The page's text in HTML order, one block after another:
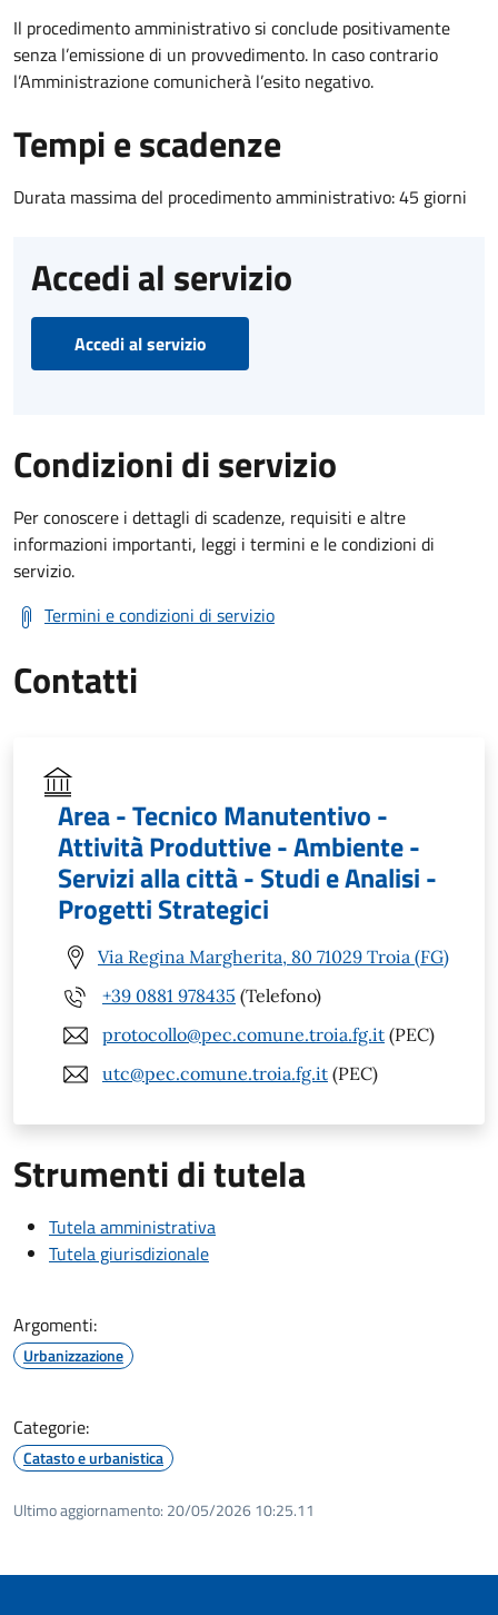
Il procedimento amministrativo si conclude positivamente
senza l’emissione di un provvedimento. In caso contrario
l’Amministrazione comunicherà l’esito negativo.
Tempi e scadenze
Durata massima del procedimento amministrativo: 45 giorni
Accedi al servizio
Accedi al servizio
Condizioni di servizio
Per conoscere i dettagli di scadenze, requisiti e altre
informazioni importanti, leggi i termini e le condizioni di
servizio.
Termini e condizioni di servizio
Contatti
Area - Tecnico Manutentivo -
Attività Produttive - Ambiente -
Servizi alla città - Studi e Analisi -
Progetti Strategici
Via Regina Margherita, 80 71029 Troia (FG)
+39 0881 978435 (Telefono)
protocollo@pec.comune.troia.fg.it (PEC)
utc@pec.comune.troia.fg.it (PEC)
Strumenti di tutela
Tutela amministrativa
Tutela giurisdizionale
Argomenti:
Urbanizzazione
Categorie:
Catasto e urbanistica
Ultimo aggiornamento: 20/05/2026 10:25.11